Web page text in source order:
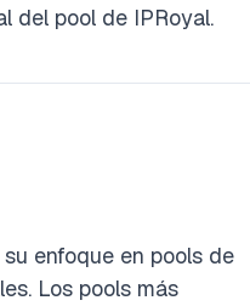
del pool de IPRoyal.
enfoque en pools de
Los pools más